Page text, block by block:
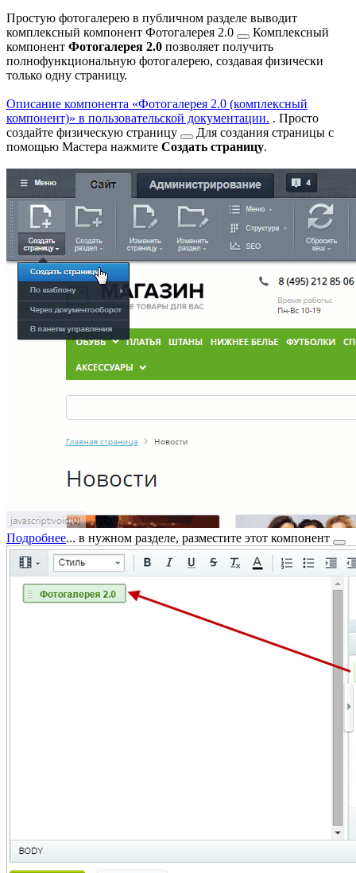
Простую фотогалерею в публичном разделе выводит
комплексный компонент Фотогалерея 2.0
Комплексный
компонент Фотогалерея 2.0 позволяет получить
полнофункциональную фотогалерею, создавая физически
только одну страницу.
Описание компонента «Фотогалерея 2.0 (комплексный
компонент)» в пользовательской документации. . Просто
создайте физическую страницу
Для создания страницы с
помощью Мастера нажмите Создать страницу.
Подробнее... в нужном разделе, разместите этот компонент